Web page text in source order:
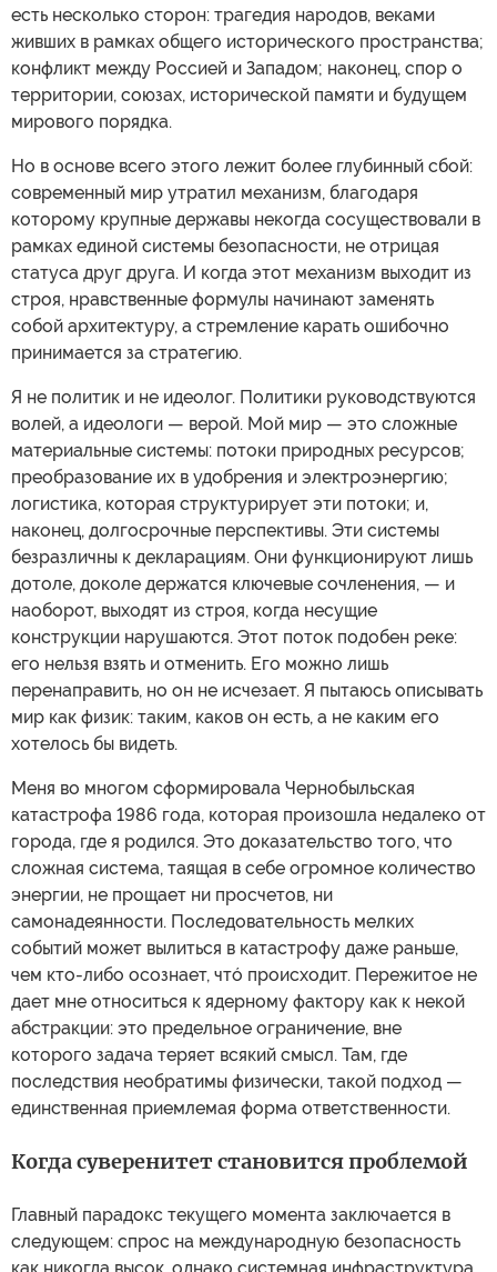
есть несколько сторон: трагедия народов, веками
живших в рамках общего исторического пространства;
конфликт между Россией и Западом; наконец, спор о
территории, союзах, исторической памяти и будущем
мирового порядка.
Но в основе всего этого лежит более глубинный сбой:
современный мир утратил механизм, благодаря
которому крупные державы некогда сосуществовали в
рамках единой системы безопасности, не отрицая
статуса друг друга. И когда этот механизм выходит из
строя, нравственные формулы начинают заменять
собой архитектуру, а стремление карать ошибочно
принимается за стратегию.
Я не политик и не идеолог. Политики руководствуются
волей, а идеологи — верой. Мой мир — это сложные
материальные системы: потоки природных ресурсов;
преобразование их в удобрения и электроэнергию;
логистика, которая структурирует эти потоки; и,
наконец, долгосрочные перспективы. Эти системы
безразличны к декларациям. Они функционируют лишь
дотоле, доколе держатся ключевые сочленения, — и
наоборот, выходят из строя, когда несущие
конструкции нарушаются. Этот поток подобен реке:
его нельзя взять и отменить. Его можно лишь
перенаправить, но он не исчезает. Я пытаюсь описывать
мир как физик: таким, каков он есть, а не каким его
хотелось бы видеть.
Меня во многом сформировала Чернобыльская
катастрофа 1986 года, которая произошла недалеко от
города, где я родился. Это доказательство того, что
сложная система, таящая в себе огромное количество
энергии, не прощает ни просчетов, ни
самонадеянности. Последовательность мелких
событий может вылиться в катастрофу даже раньше,
чем кто-либо осознает, чтó происходит. Пережитое не
дает мне относиться к ядерному фактору как к некой
абстракции: это предельное ограничение, вне
которого задача теряет всякий смысл. Там, где
последствия необратимы физически, такой подход —
единственная приемлемая форма ответственности.
Когда суверенитет становится проблемой
Главный парадокс текущего момента заключается в
следующем: спрос на международную безопасность